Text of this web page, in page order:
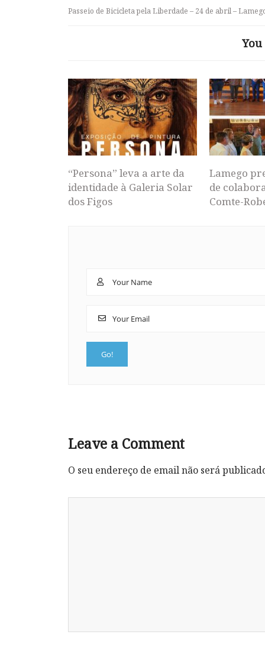
Passeio de Bicicleta pela Liberdade – 24 de abril –
“Persona” leva a arte da
identidade à Galeria Solar
dos Figos
Lamego
de
Comte-
Leave a Comment
O seu endereço de email não será